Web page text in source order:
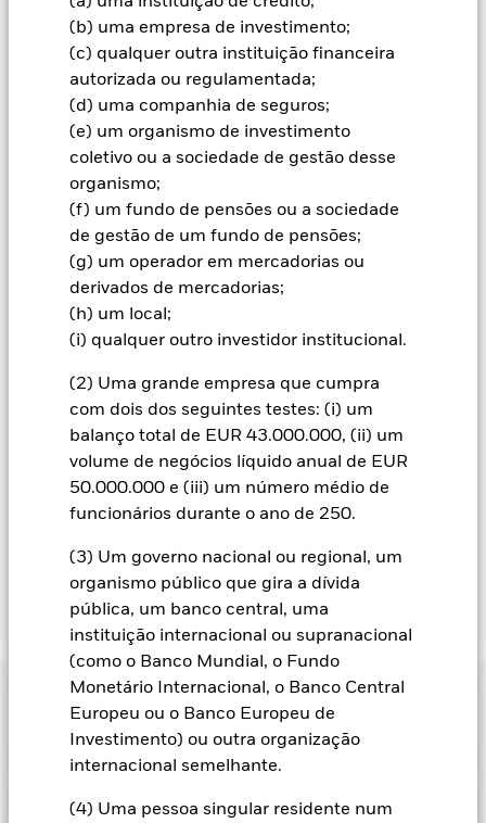
(b) uma empresa de investimento;
(c) qualquer outra instituição financeira
autorizada ou regulamentada;
(d) uma companhia de seguros;
(e) um organismo de investimento
coletivo ou a sociedade de gestão desse
organismo;
(f) um fundo de pensões ou a sociedade
de gestão de um fundo de pensões;
(g) um operador em mercadorias ou
derivados de mercadorias;
(h) um local;
(i) qualquer outro investidor institucional.
(2) Uma grande empresa que cumpra
com dois dos seguintes testes: (i) um
balanço total de EUR 43.000.000, (ii) um
volume de negócios líquido anual de EUR
50.000.000 e (iii) um número médio de
funcionários durante o ano de 250.
(3) Um governo nacional ou regional, um
organismo público que gira a dívida
pública, um banco central, uma
instituição internacional ou supranacional
(como o Banco Mundial, o Fundo
Monetário Internacional, o Banco Central
Europeu ou o Banco Europeu de
Investimento) ou outra organização
internacional semelhante.
(4) Uma pessoa singular residente num
montante originalmente investido.
Todas as categorias de acções com cobertura cambial utilizam
derivados para a cobertura do risco cambial. A utilização de
derivados para uma categoria de acções pode implicar o risco
de contágio (também designado por “spill-over”) a outras
categorias de acções do fundo. A sociedade gestora do fundo
envidará os esforços necessários para garantir a aplicação de
procedimentos adequados quem minimizem o risco de
contágio a outra categoria de acções. Através da caixa de lista
pendente imediatamente abaixo do nome do fundo, pode ver
uma lista de todas as categorias de acções do fundo – as
categorias de acções com cobertura cambial estão
assinaladas com a expressão “Hedged” no nome da categoria
de acções. Além disso, está disponível, mediante pedido
dirigido à sociedade gestora do fundo, uma lista completa de
Na medida em que o Fundo efetua empréstimos de valores
mobiliários para reduzir os custos, o Fundo receberá 62,5%
recebidos pela BlackRock enquanto agente de empréstimos
de valores mobiliários. Uma vez que a partilha de receitas de
empréstimos de valores mobiliários não aumenta os custos
BGF Global Multi-Asset Income Fund
Rentabilidade
Crescimento hipotético de 10.000
Ver gráfico completo
O risco de crédito, as alterações das taxas de juro e/ou os
baixa das notações de crédito, potenciais ou efetivas, podem
Características Chave
Valor líquido de inventário do
USD 4 183 294 641
Caracteristicas da carteira